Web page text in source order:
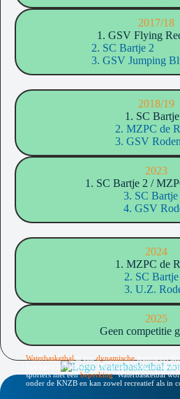
2017/18
1. GSV Flying
2. SC Bartje 2
3. GSV Jumping
2018/19
1. SC
2. MZPC de
3. GSV
2023
1. SC Bartje 2 /
3. SC Bartje
4. GSV
2024
1. MZPC de
2. SC Bartje
3. U.Z.
2025
Geen competitie
Waterbasketbal dynamische
bewegen in het water. De sport is
sporters met een beperking.Waterbasketbal
onder de KNZB en kan zowel recreatief als in